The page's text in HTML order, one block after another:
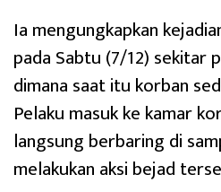
Ia mengungkapkan
pada Sabtu (7/12) sekitar
dimana saat itu korban
Pelaku masuk ke kamar
langsung berbaring di
melakukan aksi bejad